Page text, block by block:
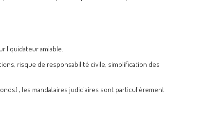
liquidateur amiable.
risque de responsabilité civile, simplification des
, les mandataires judiciaires sont particulièrement